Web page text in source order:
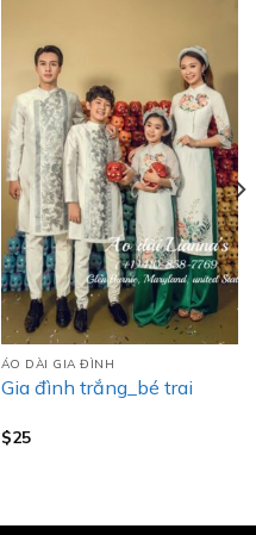
ÁO DÀI GIA ĐÌNH
Gia đình trắng_bé trai
$25